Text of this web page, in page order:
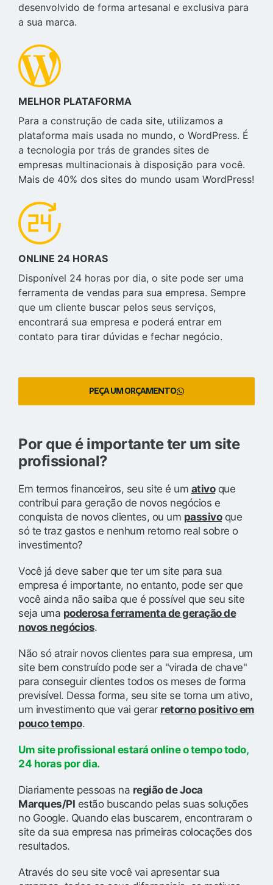
desenvolvido de forma artesanal e exclusiva para
a sua marca.
MELHOR PLATAFORMA
Para a construção de cada site, utilizamos a
plataforma mais usada no mundo, o WordPress. É
a tecnologia por trás de grandes sites de
empresas multinacionais à disposição para você.
Mais de 40% dos sites do mundo usam WordPress!
ONLINE 24 HORAS
Disponível 24 horas por dia, o site pode ser uma
ferramenta de vendas para sua empresa. Sempre
que um cliente buscar pelos seus serviços,
encontrará sua empresa e poderá entrar em
contato para tirar dúvidas e fechar negócio.
PEÇA UM ORÇAMENTO
Por que é importante ter um site
profissional?
Em termos financeiros, seu site é um ativoque
contribui para geração de novos negócios e
conquista de novos clientes, ou um passivoque
só te traz gastos e nenhum retorno real sobre o
investimento?
Você já deve saber que ter um site para sua
empresa é importante, no entanto, pode ser que
você ainda não saiba que é possível que seu site
seja uma poderosa ferramenta de geração de
novos negócios.
Não só atrair novos clientes para sua empresa, um
site bem construído pode ser a "virada de chave"
para conseguir clientes todos os meses de forma
previsível. Dessa forma, seu site se torna um ativo,
um investimento que vai gerar retorno positivo em
pouco tempo.
Um site profissional estará online o tempo todo,
24 horas por dia.
Diariamente pessoas na região de Joca
Marques/PI estão buscando pelas suas soluções
no Google. Quando elas buscarem, encontraram o
site da sua empresa nas primeiras colocações dos
resultados.
Através do seu site você vai apresentar sua